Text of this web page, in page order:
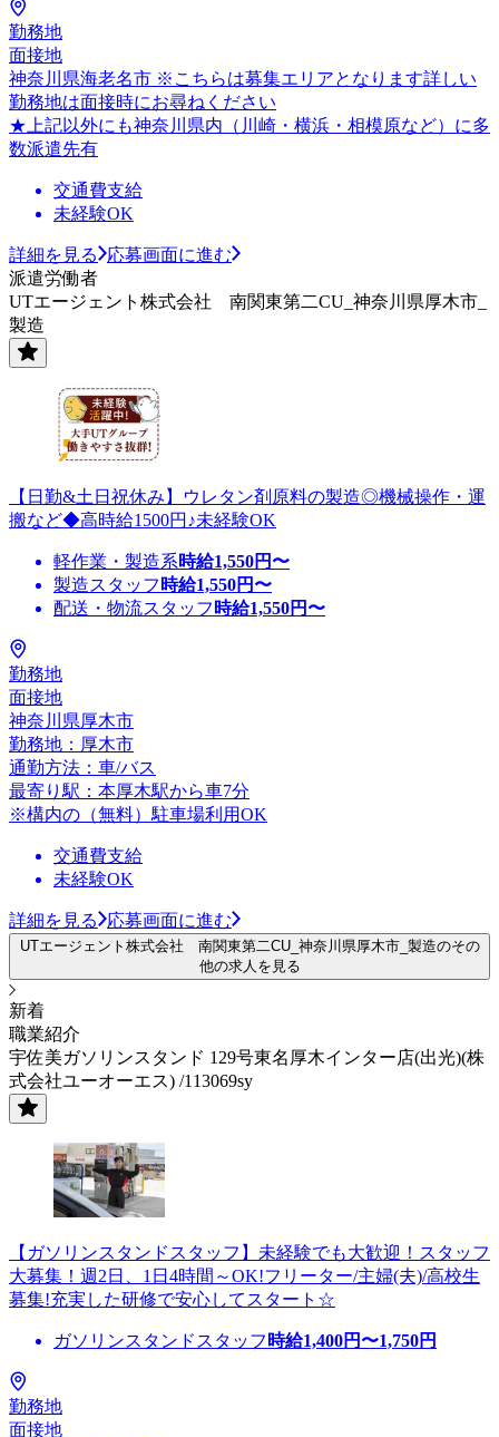
勤務地
面接地
神奈川県海老名市 ※こちらは募集エリアとなります詳しい
勤務地は面接時にお尋ねください
★上記以外にも神奈川県内（川崎・横浜・相模原など）に多
数派遣先有
交通費支給
未経験OK
詳細を見る
応募画面に進む
派遣労働者
UTエージェント株式会社 南関東第二CU_神奈川県厚木市_
製造
【日勤&土日祝休み】ウレタン剤原料の製造◎機械操作・運
搬など◆高時給1500円♪未経験OK
軽作業・製造系時給1,550円〜
製造スタッフ 時給1,550円〜
配送・物流スタッフ 時給1,550円〜
勤務地
面接地
神奈川県厚木市
勤務地：厚木市
通勤方法：車/バス
最寄り駅：本厚木駅から車7分
※構内の（無料）駐車場利用OK
交通費支給
未経験OK
詳細を見る 応募画面に進む
UTエージェント株式会社 南関東第二CU_神奈川県厚木市_製造のその
他の求人を見る
新着
職業紹介
宇佐美ガソリンスタンド 129号東名厚木インター店(出光)(株
式会社ユーオーエス) /113069sy
【ガソリンスタンドスタッフ】未経験でも大歓迎！スタッフ
大募集！週2日、1日4時間～OK!フリーター/主婦(夫)/高校生
募集!充実した研修で安心してスタート☆
ガソリンスタンドスタッフ 時給1,400円〜1,750円
勤務地
面接地